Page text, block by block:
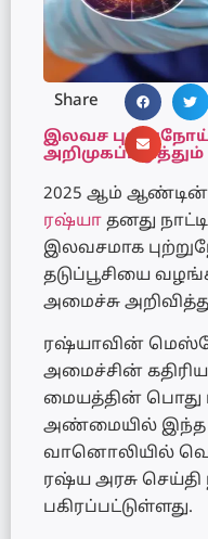
Share
இலவச புற்றுநோய்
2025 ஆம் ஆண்டின்
ரஷ்யா தனது
இலவசமாக
தடுப்பூசியை
அமைச்சு
ரஷ்யாவின்
அமைச்சின்
மையத்தின் பொது
அண்மையில்
வானொலியில்
ரஷ்ய அரசு செய்தி
பகிரப்பட்டுள்ளது.